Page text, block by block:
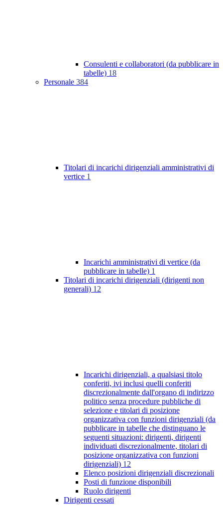
Consulenti e collaboratori (da pubblicare in
tabelle) 18
Personale 384
Titolari di incarichi dirigenziali amministrativi di
vertice 1
Incarichi amministrativi di vertice (da
pubblicare in tabelle) 1
Titolari di incarichi dirigenziali (dirigenti non
generali) 12
Incarichi dirigenziali, a qualsiasi titolo
conferiti, ivi inclusi quelli conferiti
discrezionalmente dall'organo di indirizzo
politico senza procedure pubbliche di
selezione e titolari di posizione
organizzativa con funzioni dirigenziali (da
pubblicare in tabelle che distinguano le
seguenti situazioni: dirigenti, dirigenti
individuati discrezionalmente, titolari di
posizione organizzativa con funzioni
dirigenziali) 12
Elenco posizioni dirigenziali discrezionali
Posti di funzione disponibili
Ruolo dirigenti
Dirigenti cessati